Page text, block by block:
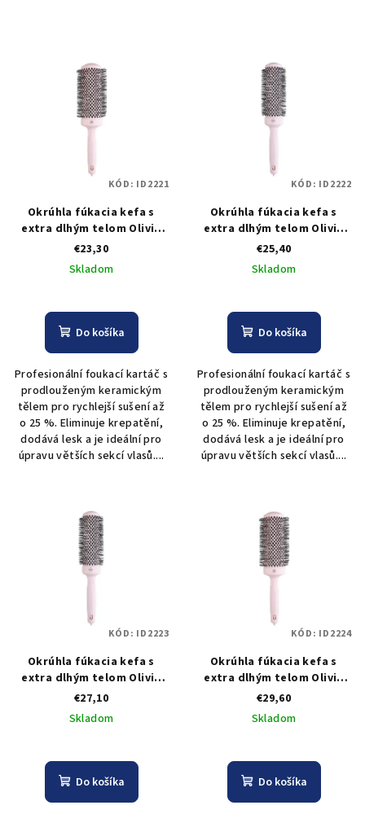
Okrúhla fúkacia kefa s
extra dlhým telom Olivia
Garden Expert Blowout
Speed Pastel Pink 25 mm
€23,30
Skladom
Do košíka
Profesionální foukací kartáč s
prodlouženým keramickým
tělem pro rychlejší sušení až
o 25 %. Eliminuje krepatění,
dodává lesk a je ideální pro
úpravu větších sekcí vlasů....
KÓD: ID2221
Okrúhla fúkacia kefa s
extra dlhým telom Olivia
Garden Expert Blowout
Speed Pastel Pink 35 mm
€25,40
Skladom
Do košíka
Profesionální foukací kartáč s
prodlouženým keramickým
tělem pro rychlejší sušení až
o 25 %. Eliminuje krepatění,
dodává lesk a je ideální pro
úpravu větších sekcí vlasů....
KÓD: ID2222
Okrúhla fúkacia kefa s
extra dlhým telom Olivia
Garden Expert Blowout
Speed Pastel Pink 45 mm
€27,10
Skladom
Do košíka
KÓD: ID2223
Okrúhla fúkacia kefa s
extra dlhým telom Olivia
Garden Expert Blowout
Speed Pastel Pink 55 mm
€29,60
Skladom
Do košíka
KÓD: ID2224